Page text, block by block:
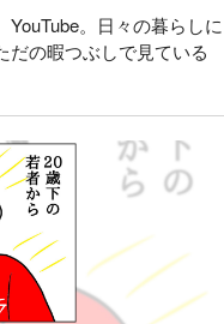
。日々の暮らしに
だの暇つぶしで見ている